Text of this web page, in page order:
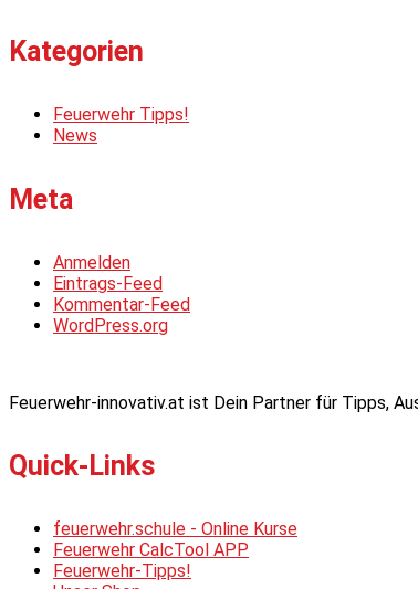
Kategorien
Feuerwehr Tipps!
News
Meta
Anmelden
Eintrags-Feed
Kommentar-Feed
WordPress.org
Feuerwehr-innovativ.at ist Dein Partner für Tipps,
Quick-Links
feuerwehr.schule - Online Kurse
Feuerwehr CalcTool APP
Feuerwehr-Tipps!